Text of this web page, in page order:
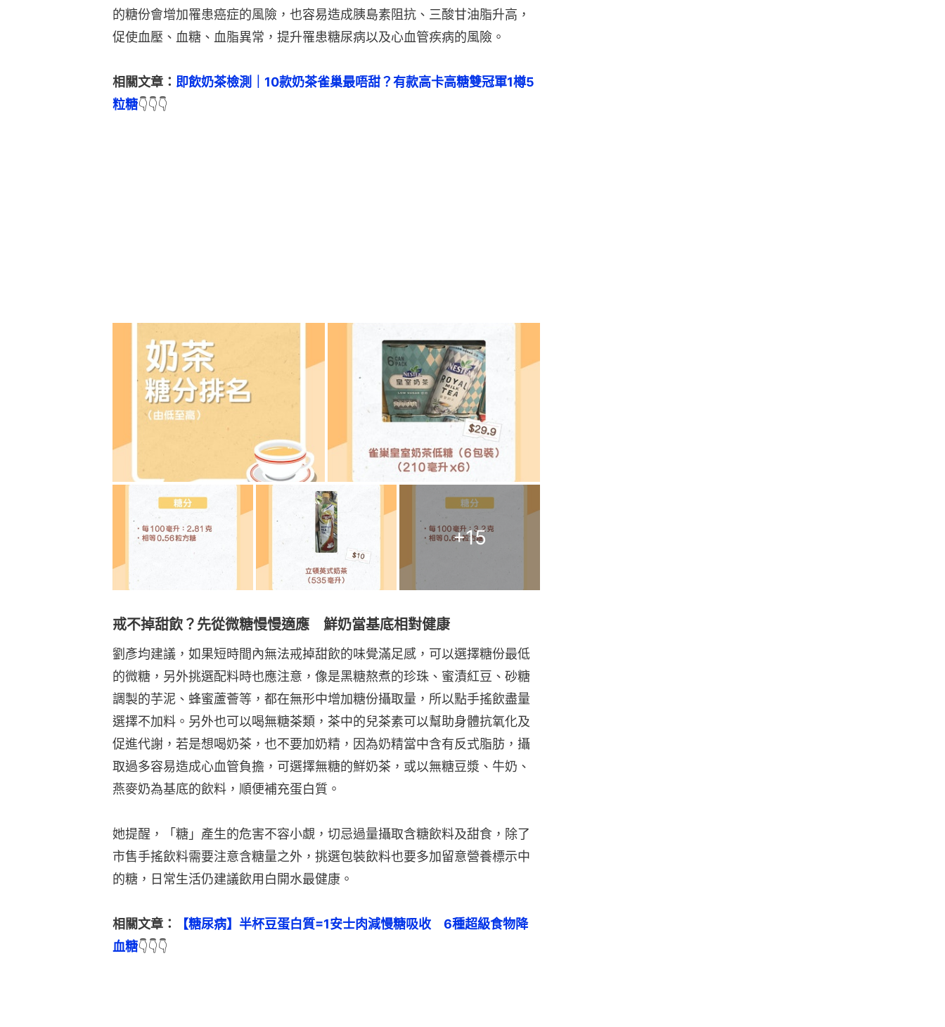
的糖份會增加罹患癌症的風險，也容易造成胰島素阻抗、三酸甘油脂升高，
促使血壓、血糖、血脂異常，提升罹患糖尿病以及心血管疾病的風險。
相關文章： 即飲奶茶檢測｜10款奶茶雀巢最唔甜？有款高卡高糖雙冠軍1樽5
粒糖👇👇👇
+15
戒不掉甜飲？先從微糖慢慢適應 鮮奶當基底相對健康
劉彥均建議，如果短時間內無法戒掉甜飲的味覺滿足感，可以選擇糖份最低
的微糖，另外挑選配料時也應注意，像是黑糖熬煮的珍珠、蜜漬紅豆、砂糖
調製的芋泥、蜂蜜蘆薈等，都在無形中增加糖份攝取量，所以點手搖飲盡量
選擇不加料。另外也可以喝無糖茶類，茶中的兒茶素可以幫助身體抗氧化及
促進代謝，若是想喝奶茶，也不要加奶精，因為奶精當中含有反式脂肪，攝
取過多容易造成心血管負擔，可選擇無糖的鮮奶茶，或以無糖豆漿、牛奶、
燕麥奶為基底的飲料，順便補充蛋白質。
她提醒，「糖」產生的危害不容小覷，切忌過量攝取含糖飲料及甜食，除了
市售手搖飲料需要注意含糖量之外，挑選包裝飲料也要多加留意營養標示中
的糖，日常生活仍建議飲用白開水最健康。
相關文章：
【糖尿病】半杯豆蛋白質=1安士肉減慢糖吸收　6種超級食物降
血糖👇👇👇